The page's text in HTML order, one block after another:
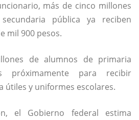
más de cinco millones
pública ya reciben
mil 900 pesos.
de alumnos de primaria
próximamente para recibir
útiles y uniformes escolares.
el Gobierno federal estima